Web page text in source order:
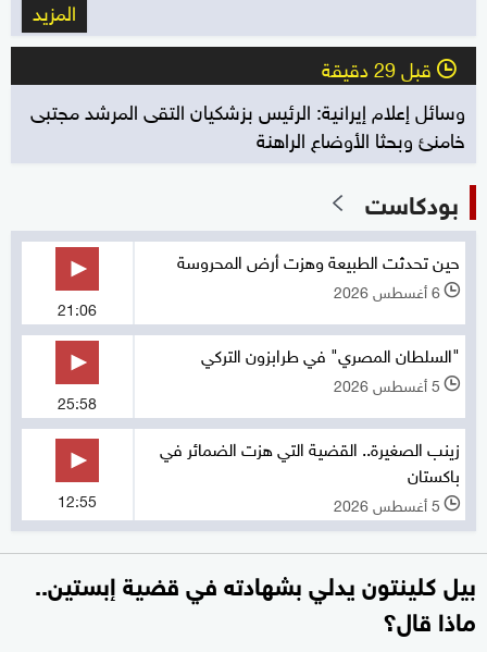
المزيد
l قبل 29 دقيقة
وسائل إعلام إيرانية: الرئيس بزشكيان التقى المرشد مجتبى
خامنئ وبحثا الأوضاع الراهنة
بودكاست
حين تحدثت الطبيعة وهزت أرض المحروسة
l 6 أغسطس 2026
21:06
"السلطان المصري" في طرابزون التركي
l 5 أغسطس 2026
25:58
زينب الصغيرة.. القضية التي هزت الضمائر في
باكستان
l 5 أغسطس 2026 12:55
بيل كلينتون يدلي بشهادته في قضية إبستين..
ماذا قال؟